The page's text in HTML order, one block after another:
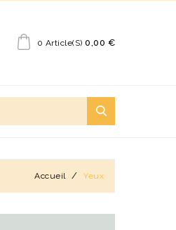
0 Article(s) 0,00 €
Accueil Yeux